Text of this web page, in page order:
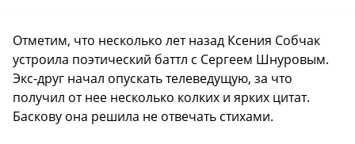
Отметим, что несколько лет назад Ксения Собчак
устроила поэтический баттл с Сергеем Шнуровым.
Экс-друг начал опускать телеведущую, за что
получил от нее несколько колких и ярких цитат.
Баскову она решила не отвечать стихами.